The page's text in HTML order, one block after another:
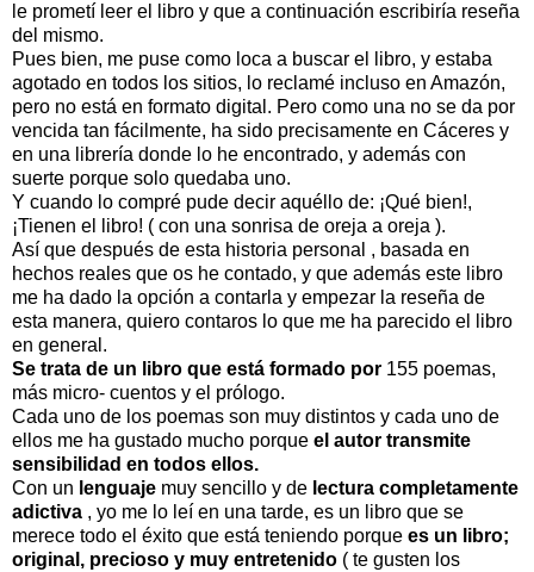
le prometí leer el libro y que a continuación escribiría reseña
del mismo.
Pues bien, me puse como loca a buscar el libro, y estaba
agotado en todos los sitios, lo reclamé incluso en Amazón,
pero no está en formato digital. Pero como una no se da por
vencida tan fácilmente, ha sido precisamente en Cáceres y
en una librería donde lo he encontrado, y además con
suerte porque solo quedaba uno.
Y cuando lo compré pude decir aquéllo de: ¡Qué bien!,
¡Tienen el libro! ( con una sonrisa de oreja a oreja ).
Así que después de esta historia personal , basada en
hechos reales que os he contado, y que además este libro
me ha dado la opción a contarla y empezar la reseña de
esta manera, quiero contaros lo que me ha parecido el libro
en general.
Se trata de un libro que está formado por 155 poemas,
más micro- cuentos y el prólogo.
Cada uno de los poemas son muy distintos y cada uno de
ellos me ha gustado mucho porque el autor transmite
sensibilidad en todos ellos.
Con un lenguaje muy sencillo y de lectura completamente
adictiva , yo me lo leí en una tarde, es un libro que se
merece todo el éxito que está teniendo porque es un libro;
original, precioso y muy entretenido ( te gusten los